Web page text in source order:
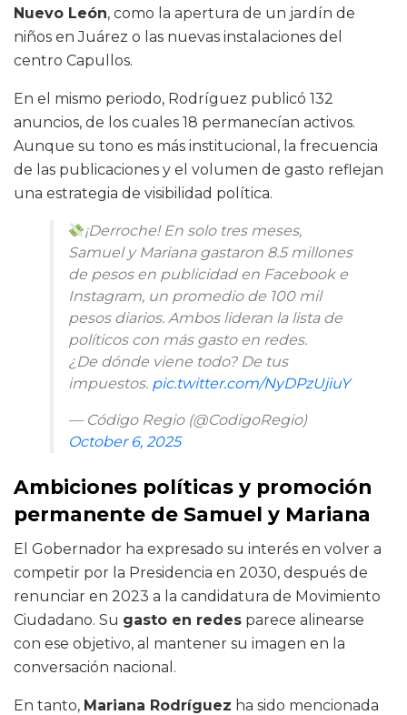
Nuevo León, como la apertura de un jardín de
niños en Juárez o las nuevas instalaciones del
centro Capullos.
En el mismo periodo, Rodríguez publicó 132
anuncios, de los cuales 18 permanecían activos.
Aunque su tono es más institucional, la frecuencia
de las publicaciones y el volumen de gasto reflejan
una estrategia de visibilidad política.
¡Derroche! En solo tres meses,
Samuel y Mariana gastaron 8.5 millones
de pesos en publicidad en Facebook e
Instagram, un promedio de 100 mil
pesos diarios. Ambos lideran la lista de
políticos con más gasto en redes.
¿De dónde viene todo? De tus
impuestos. pic.twitter.com/NyDPzUjiuY
— Código Regio (@CodigoRegio)
October 6, 2025
Ambiciones políticas y promoción
permanente de Samuel y Mariana
El Gobernador ha expresado su interés en volver a
competir por la Presidencia en 2030, después de
renunciar en 2023 a la candidatura de Movimiento
Ciudadano. Su gasto en redes parece alinearse
con ese objetivo, al mantener su imagen en la
conversación nacional.
En tanto, Mariana Rodríguez ha sido mencionada